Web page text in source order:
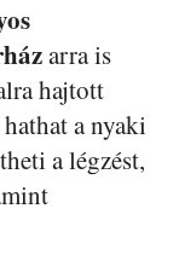
arra is
hajtott
a nyaki
a légzést,